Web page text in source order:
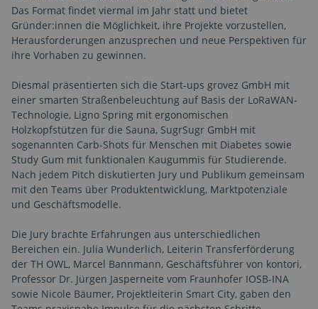
Das Format findet viermal im Jahr statt und bietet
Gründer:innen die Möglichkeit, ihre Projekte vorzustellen,
Herausforderungen anzusprechen und neue Perspektiven für
ihre Vorhaben zu gewinnen.
Diesmal präsentierten sich die Start-ups grovez GmbH mit
einer smarten Straßenbeleuchtung auf Basis der LoRaWAN-
Technologie, Ligno Spring mit ergonomischen
Holzkopfstützen für die Sauna, SugrSugr GmbH mit
sogenannten Carb-Shots für Menschen mit Diabetes sowie
Study Gum mit funktionalen Kaugummis für Studierende.
Nach jedem Pitch diskutierten Jury und Publikum gemeinsam
mit den Teams über Produktentwicklung, Marktpotenziale
und Geschäftsmodelle.
Die Jury brachte Erfahrungen aus unterschiedlichen
Bereichen ein. Julia Wunderlich, Leiterin Transferförderung
der TH OWL, Marcel Bannmann, Geschäftsführer von kontori,
Professor Dr. Jürgen Jasperneite vom Fraunhofer IOSB-INA
sowie Nicole Bäumer, Projektleiterin Smart City, gaben den